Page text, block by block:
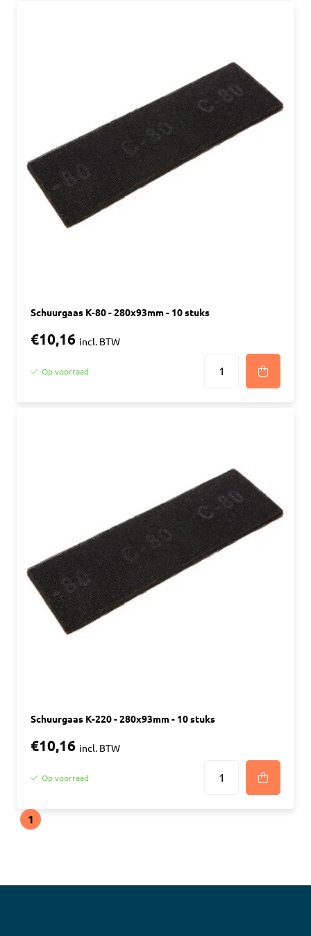
Schuurgaas K-80 - 280x93mm - 10 stuks
€10,16 incl. BTW
Op voorraad
Schuurgaas K-220 - 280x93mm - 10 stuks
€10,16 incl. BTW
Op voorraad
1